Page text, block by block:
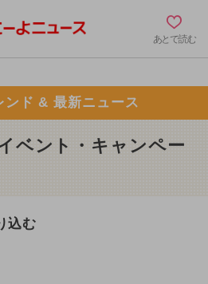
あとで読む
ンド & 最新ニュース
ベント・キャンペー
込む